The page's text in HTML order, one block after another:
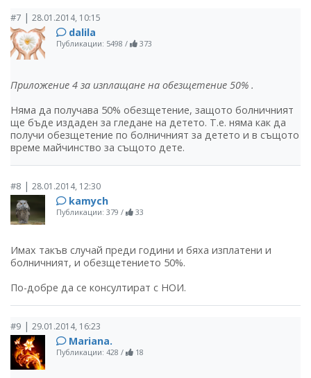
#7 | 28.01.2014, 10:15
dalila
Публикации: 5498 / 373
Приложение 4 за изплащане на обезщетение 50% .
Няма да получава 50% обезщетение, защото болничният
ще бъде издаден за гледане на детето. Т.е. няма как да
получи обезщетение по болничният за детето и в същото
време майчинство за същото дете.
#8 | 28.01.2014, 12:30
kamych
Публикации: 379 / 33
Имах такъв случай преди години и бяха изплатени и
болничният, и обезщетението 50%.
По-добре да се консултират с НОИ.
#9 | 29.01.2014, 16:23
Mariana.
Публикации: 428 / 18